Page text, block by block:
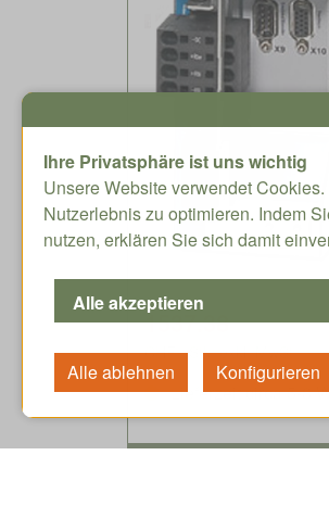
1537.38
CHF / Stk. exkl. MwSt.
Lieferzeit circa 5-8
Ihre Privatsphäre ist uns wichtig
Unsere Website verwendet
Nutzerlebnis zu optimieren. Indem
nutzen, erklären Sie sich damit